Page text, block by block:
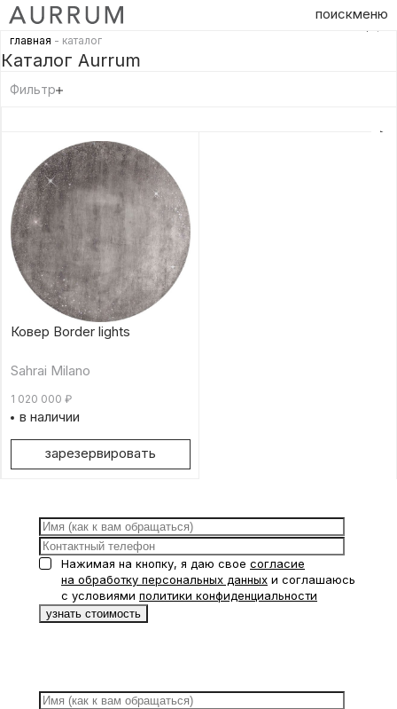
поискменю
главная - каталог
Каталог Aurrum
Фильтр
Ковер Border lights
Sahrai Milano
1 020 000 ₽
в наличии
зарезервировать
Нажимая на кнопку, я даю свое согласие
на обработку персональных данных и соглашаюсь
с условиями политики конфиденциальности